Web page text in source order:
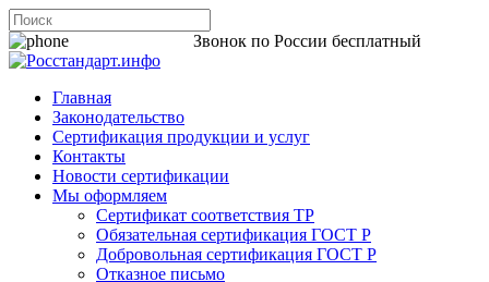
Звонок по России бесплатный
Главная
Законодательство
Сертификация продукции и услуг
Контакты
Новости сертификации
Мы оформляем
Сертификат соответствия ТР
Обязательная сертификация ГОСТ Р
Добровольная сертификация ГОСТ Р
Отказное письмо